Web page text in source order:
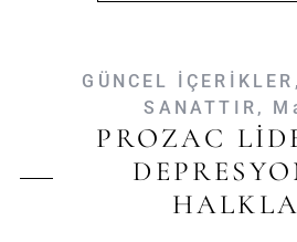
GÜNCEL İÇERİKLER
SANATTIR ,
PROZAC